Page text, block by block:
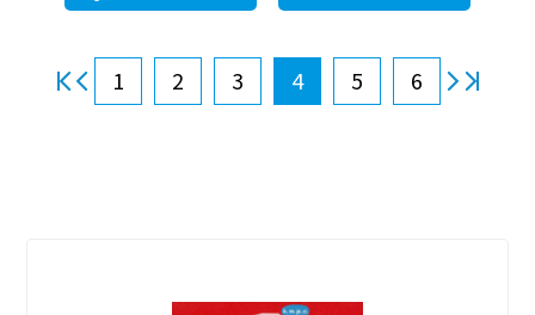
1 2 3 4 5 6